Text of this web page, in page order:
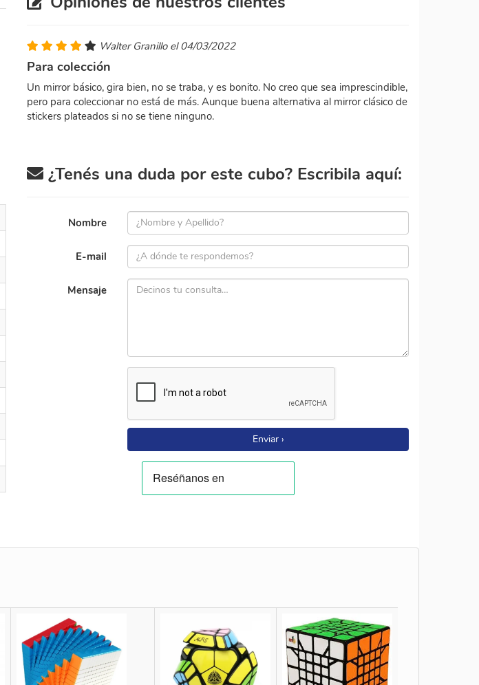
Walter Granillo el 04/03/2022
Para colección
Un mirror básico, gira bien, no se traba, y es bonito. No creo que sea imprescindible,
pero para coleccionar no está de más. Aunque buena alternativa al mirror clásico de
stickers plateados si no se tiene ninguno.
¿Tenés una duda por este cubo? Escribila aquí:
Nombre
E-mail
Mensaje
Enviar ›